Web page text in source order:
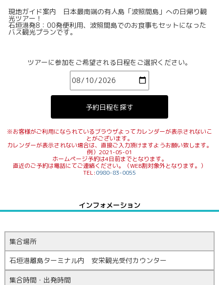
現地ガイド案内 日本最南端の有人島「波照間島」への日帰り観
光ツアー！
石垣港発8：00発便利用、波照間島でのお食事もセットになった
バス観光プランです。
ツアーに参加をご希望される日程をご選択ください。
※お客様がご利用になられているブラウザよってカレンダーが表示されないこ
とがございます。
カレンダーが表示されない場合は、直接ご入力頂けますようお願い致します。
例）2021-05-01
ホームページ予約は4日前までとなります。
直近のご予約は電話にてご連絡ください。（WEB割対象外となります。）
TEL:0980-83-0055
インフォメーション
集合場所
石垣港離島ターミナル内 安栄観光受付カウンター
集合時間・出発時間